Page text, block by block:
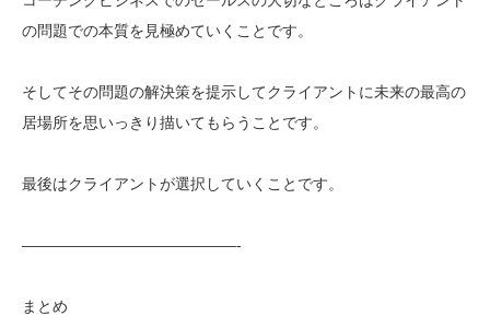
の問題での本質を見極めていくことです。
そしてその問題の解決策を提示してクライアントに未来の最高の
居場所を思いっきり描いてもらうことです。
最後はクライアントが選択していくことです。
——————————————-
まとめ